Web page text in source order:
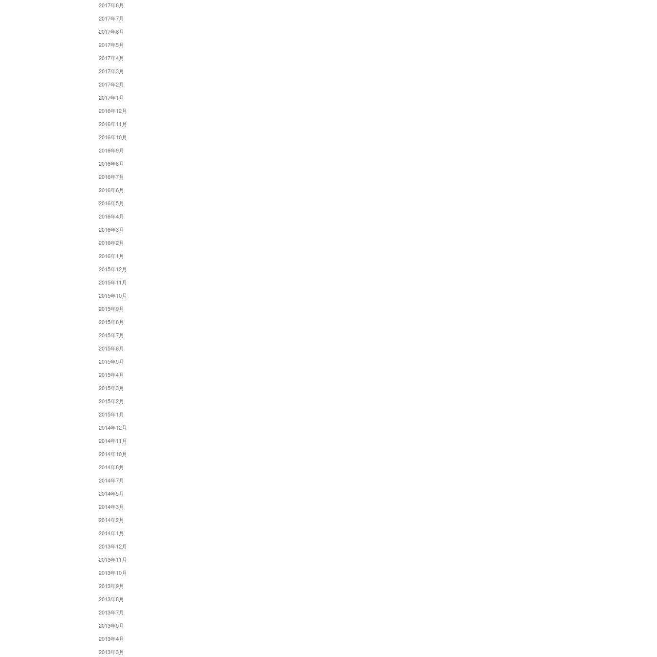
2017年8月
2017年7月
2017年6月
2017年5月
2017年4月
2017年3月
2017年2月
2017年1月
2016年12月
2016年11月
2016年10月
2016年9月
2016年8月
2016年7月
2016年6月
2016年5月
2016年4月
2016年3月
2016年2月
2016年1月
2015年12月
2015年11月
2015年10月
2015年9月
2015年8月
2015年7月
2015年6月
2015年5月
2015年4月
2015年3月
2015年2月
2015年1月
2014年12月
2014年11月
2014年10月
2014年8月
2014年7月
2014年5月
2014年3月
2014年2月
2014年1月
2013年12月
2013年11月
2013年10月
2013年9月
2013年8月
2013年7月
2013年5月
2013年4月
2013年3月